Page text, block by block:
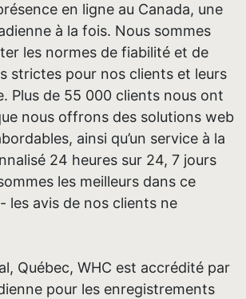
en ligne au Canada, une
à la fois. Nous sommes
les normes de fiabilité et de
strictes pour nos clients et leurs
Plus de 55 000 clients nous ont
nous offrons des solutions web
ainsi qu’un service à la
24 heures sur 24, 7 jours
les meilleurs dans ce
les avis de nos clients ne
Québec, WHC est accrédité par
pour les enregistrements